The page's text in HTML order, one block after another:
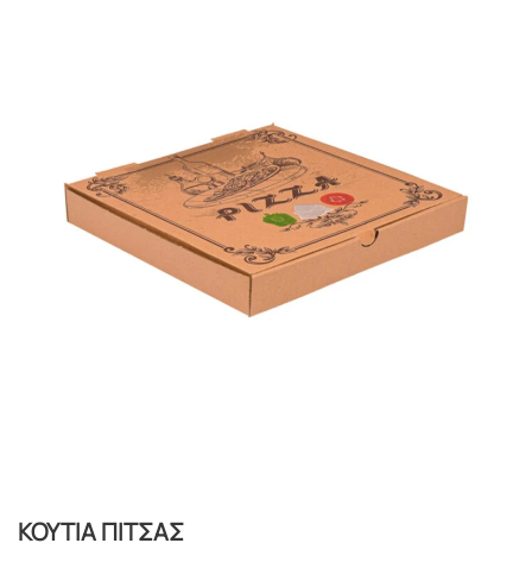
ΚΟΥΤΙΑ ΠΙΤΣΑΣ